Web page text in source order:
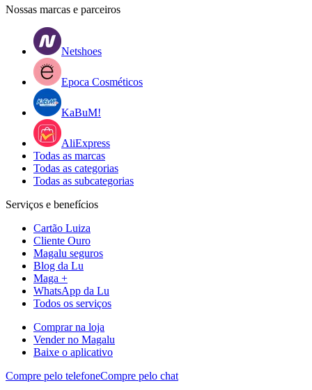
Nossas marcas e parceiros
Netshoes
Epoca Cosméticos
KaBuM!
AliExpress
Todas as marcas
Todas as categorias
Todas as subcategorias
Serviços e benefícios
Cartão Luiza
Cliente Ouro
Magalu seguros
Blog da Lu
Maga +
WhatsApp da Lu
Todos os serviços
Comprar na loja
Vender no Magalu
Baixe o aplicativo
Compre pelo telefoneCompre pelo chat